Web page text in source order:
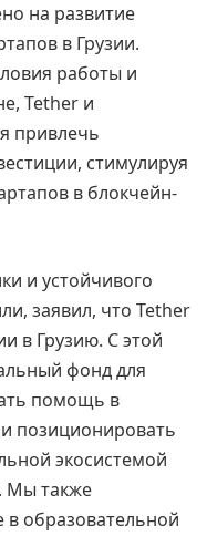
на развитие
в Грузии.
работы и
Tether и
привлечь
стимулируя
в блокчейн-
и устойчивого
заявил, что Tether
в Грузию. С этой
фонд для
помощь в
позиционировать
экосистемой
Мы также
в образовательной